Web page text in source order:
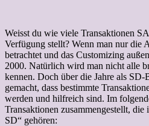
Weisst du wie viele Transaktionen
Verfügung stellt? Wenn man nur die
betrachtet und das Customizing
2000. Natürlich wird man nicht alle
kennen. Doch über die Jahre als
gemacht, dass bestimmte
werden und hilfreich sind. Im
Transaktionen zusammengestellt,
SD“ gehören: